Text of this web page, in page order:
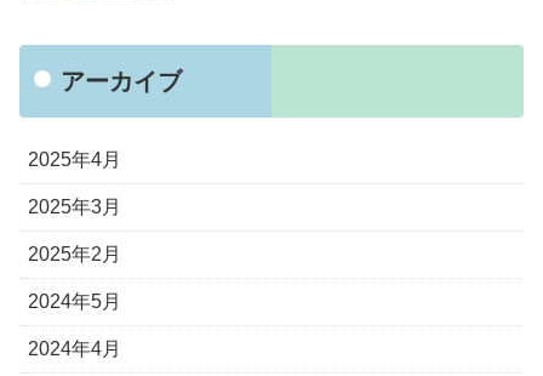
アーカイブ
2025年4月
2025年3月
2025年2月
2024年5月
2024年4月